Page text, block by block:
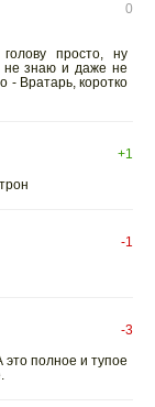
0
просто, ну
не знаю и даже не
- Вратарь, коротко
+1
-1
-3
полное и тупое